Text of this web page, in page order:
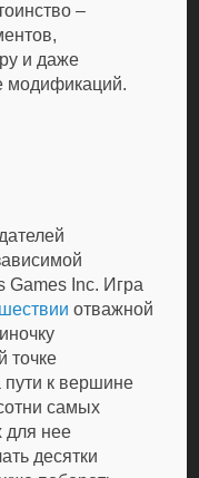
–
и даже
модификаций.
Games Inc. Игра
отважной
точке
пути к вершине
самых
для нее
десятки